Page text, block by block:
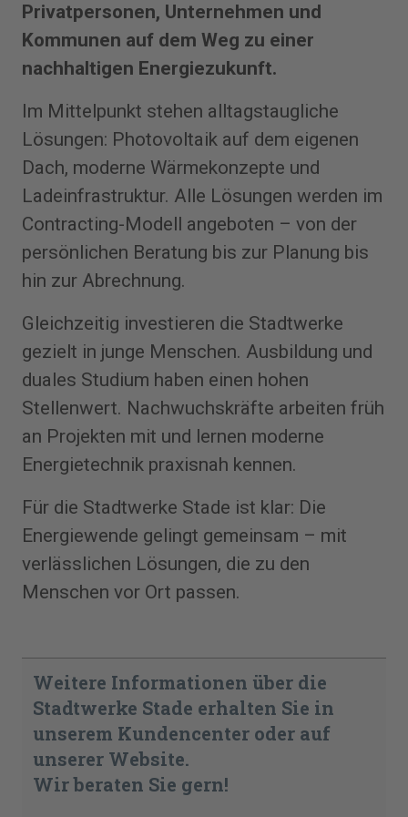
Privatpersonen, Unternehmen und
Kommunen auf dem Weg zu einer
nachhaltigen Energiezukunft.
Im Mittelpunkt stehen alltagstaugliche
Lösungen: Photovoltaik auf dem eigenen
Dach, moderne Wärmekonzepte und
Ladeinfrastruktur. Alle Lösungen werden im
Contracting-Modell angeboten – von der
persönlichen Beratung bis zur Planung bis
hin zur Abrechnung.
Gleichzeitig investieren die Stadtwerke
gezielt in junge Menschen. Ausbildung und
duales Studium haben einen hohen
Stellenwert. Nachwuchskräfte arbeiten früh
an Projekten mit und lernen moderne
Energietechnik praxisnah kennen.
Für die Stadtwerke Stade ist klar: Die
Energiewende gelingt gemeinsam – mit
verlässlichen Lösungen, die zu den
Menschen vor Ort passen.
Weitere Informationen über die
Stadtwerke Stade erhalten Sie in
unserem Kundencenter oder auf
unserer Website.
Wir beraten Sie gern!